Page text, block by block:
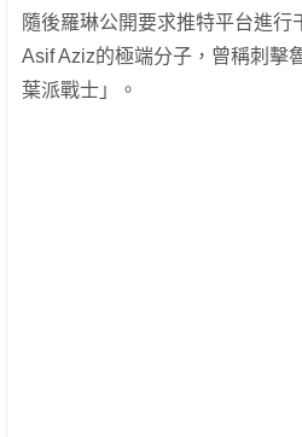
隨後羅琳公開要求推特平台進行
Asif Aziz的極端分子，曾稱刺擊
葉派戰士」。